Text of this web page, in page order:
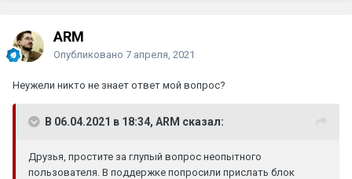
ARM
Опубликовано 7 апреля, 2021
Неужели никто не знает ответ мой вопрос?
В 06.04.2021 в 18:34, ARM сказал:
Друзья, простите за глупый вопрос неопытного
пользователя. В поддержке попросили прислать блок